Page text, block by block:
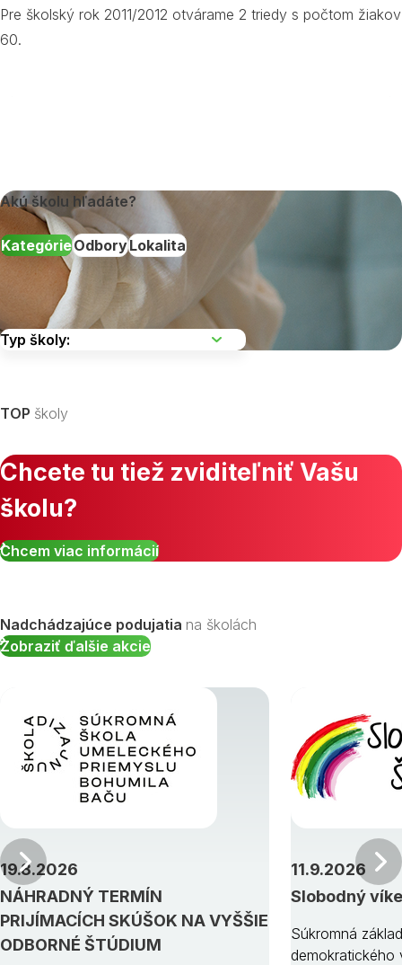
Pre školský rok 2011/2012 otvárame 2 triedy s počtom žiakov
60.
Akú školu hľadáte?
KategórieOdboryLokalita
Zobraziť všetky študijné odbory »
TOP školy
Chcete tu tiež zviditeľniť Vašu
školu?
Chcem viac informácií
Nadchádzajúce podujatia na školách
Zobraziť ďalšie akcie
NÁHRADNÝ TERMÍN
PRIJÍMACÍCH SKÚŠOK NA VYŠŠIE
ODBORNÉ ŠTÚDIUM
19.8.2026
Slobodný
11.9.2026
Súkromná
demokratického
Predchádzajúci